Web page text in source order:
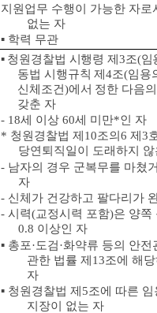
지원업무 수행이 가능한 자로
없는 자
▪ 학력 무관
▪ 청원경찰법 시행령 제3조(임
동법 시행규칙 제4조(임용
신체조건)에서 정한 다음
갖춘 자
- 18세 이상 60세 미만*인 자
* 청원경찰법 제 10조의 6 제 3
당연퇴직일이 도래하지
- 남자의 경우 군복무를 마쳤
자
- 신체가 건강하고 팔다리가
- 시력(교정시력 포함)은 양쪽
0.8 이상인 자
▪ 총포·도검·화약류 등의 안전
관한 법률 제13조에 해
자
▪ 청원경찰법 제 5조에 따른 임
지장이 없는 자